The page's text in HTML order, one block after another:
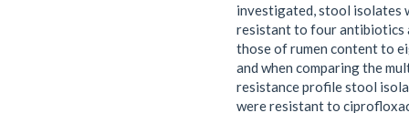
investigated, stool isolates
resistant to four antibiotics
those of rumen content to
and when comparing the
resistance profile stool
were resistant to